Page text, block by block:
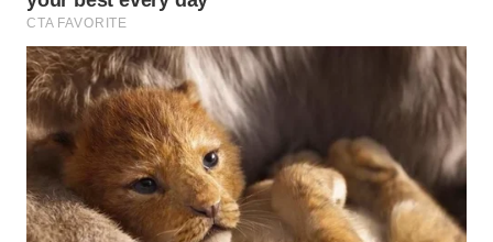
WN
CIANJUR
WN
KEPULAUAN
SERIBU